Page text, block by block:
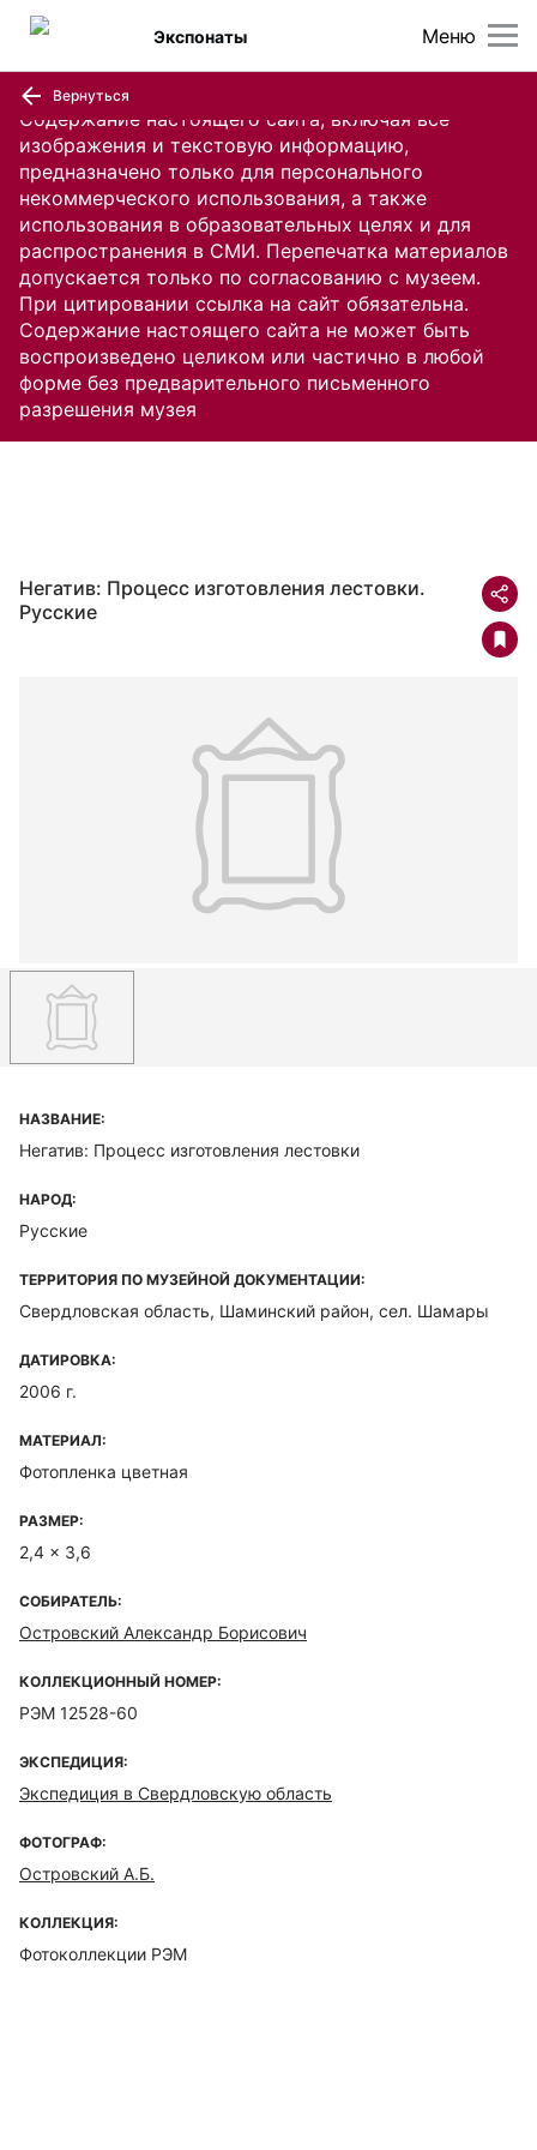
Содержание настоящего сайта, включая все
изображения и текстовую информацию,
предназначено только для персонального
некоммерческого использования, а также
использования в образовательных целях и для
распространения в СМИ. Перепечатка материалов
допускается только по согласованию с музеем.
При цитировании ссылка на сайт обязательна.
Содержание настоящего сайта не может быть
воспроизведено целиком или частично в любой
форме без предварительного письменного
разрешения музея
Меню
Экспонаты
Вернуться
Негатив: Процесс изготовления лестовки.
Русские
НАЗВАНИЕ:
Негатив: Процесс изготовления лестовки
НАРОД:
Русские
ТЕРРИТОРИЯ ПО МУЗЕЙНОЙ ДОКУМЕНТАЦИИ:
Свердловская область, Шаминский район, сел. Шамары
ДАТИРОВКА:
2006 г.
МАТЕРИАЛ:
Фотопленка цветная
РАЗМЕР:
2,4 x 3,6
СОБИРАТЕЛЬ:
Островский Александр Борисович
КОЛЛЕКЦИОННЫЙ НОМЕР:
РЭМ 12528-60
ЭКСПЕДИЦИЯ:
Экспедиция в Свердловскую область
ФОТОГРАФ:
Островский А.Б.
КОЛЛЕКЦИЯ:
Фотоколлекции РЭМ